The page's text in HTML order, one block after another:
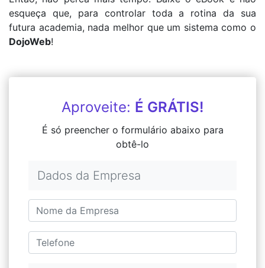
esqueça que, para controlar toda a rotina da sua
futura academia, nada melhor que um sistema como o
DojoWeb!
Aproveite: É GRÁTIS!
É só preencher o formulário abaixo para
obtê-lo
Dados da Empresa